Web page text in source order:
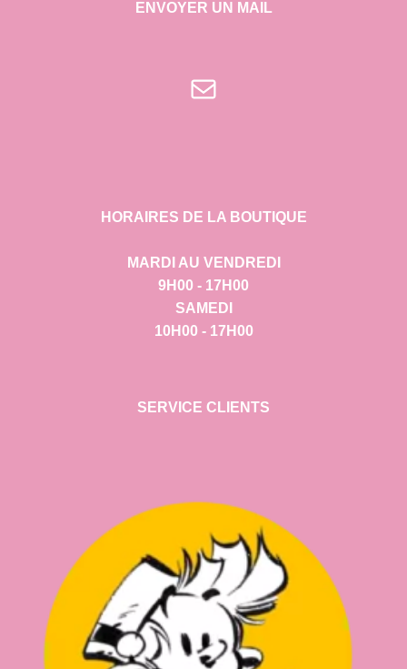
ENVOYER UN MAIL
E-mail
HORAIRES DE LA BOUTIQUE
MARDI AU VENDREDI
9H00 - 17H00
SAMEDI
10H00 - 17H00
SERVICE CLIENTS